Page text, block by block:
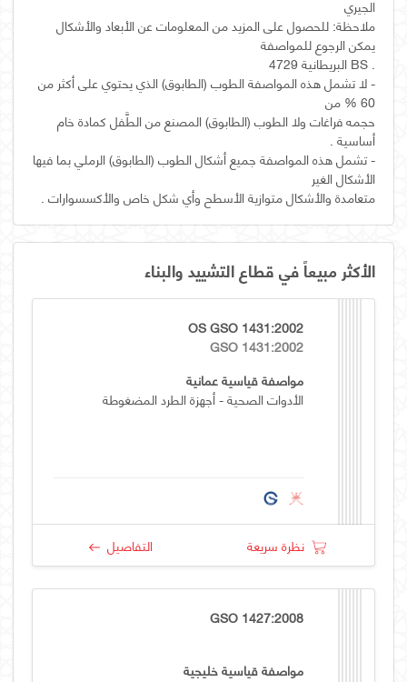
ملاحظة: للحصول على المزيد من المعلومات عن الأبعاد والأشكال
- لا تشمل هذه المواصفة الطوب (الطابوق) الذي يحتوي على أكثر من
حجمه فراغات ولا الطوب (الطابوق) المصنع من الطَّفل كمادة خام
- تشمل هذه المواصفة جميع أشكال الطوب (الطابوق) الرملي بما فيها
متعامدة والأشكال متوازية الأسطح وأي شكل خاص والأكسسوارات .
الأكثر مبيعاً في قطاع التشييد والبناء
OS GSO 1431:2002
GSO 1431:2002
مواصفة قياسية عمانية
الأدوات الصحية - أجهزة الطرد المضغوطة
نظرة سريعة التفاصيل
GSO 1427:2008
مواصفة قياسية خليجية